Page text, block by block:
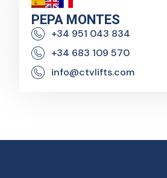
PEPA MONTES
+34 951 043 834
+34 683 109 570
info@ctvlifts.com